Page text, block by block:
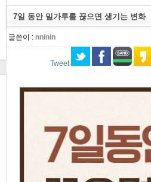
7일 동안 밀가루를 끊으면 생기는 변화
글쓴이 : nninin
Tweet